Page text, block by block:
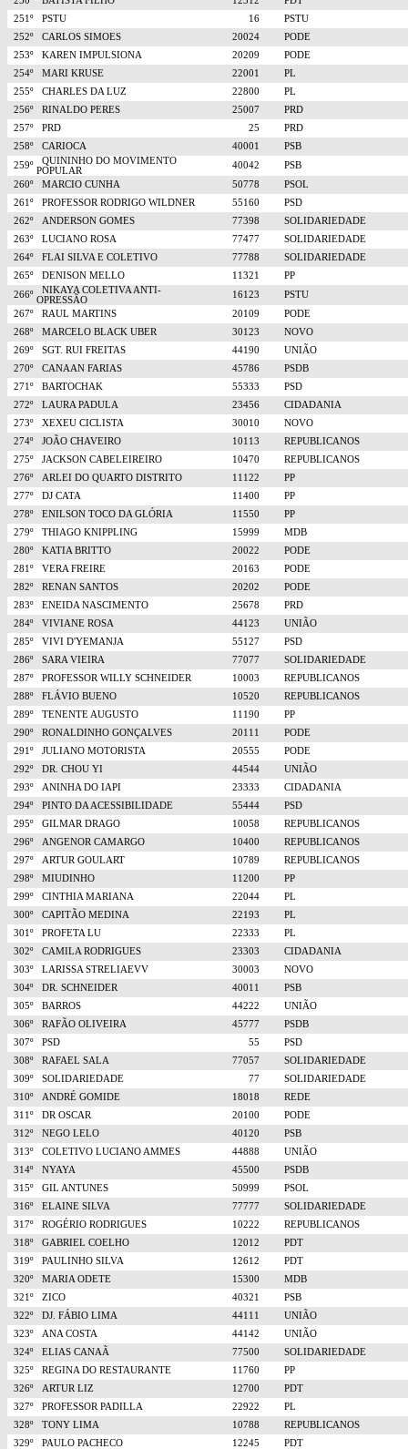
251º
PSTU 16
PSTU
252º
CARLOS SIMOES 20024
PODE
253º
KAREN IMPULSIONA 20209
PODE
254º
MARI KRUSE 22001
PL
255º
CHARLES DA LUZ 22800
PL
256º
RINALDO PERES 25007
PRD
257º
PRD 25
PRD
258º
CARIOCA 40001
PSB
259º
QUININHO DO MOVIMENTO
POPULAR
40042
PSB
260º
MARCIO CUNHA 50778
PSOL
261º
PROFESSOR RODRIGO WILDNER 55160
PSD
262º
ANDERSON GOMES 77398
SOLIDARIEDADE
263º
LUCIANO ROSA 77477
SOLIDARIEDADE
264º
FLAI SILVA E COLETIVO 77788
SOLIDARIEDADE
265º
DENISON MELLO 11321
PP
266º
NIKAYA COLETIVA ANTI-
OPRESSÃO
16123
PSTU
267º
RAUL MARTINS 20109
PODE
268º
MARCELO BLACK UBER 30123
NOVO
269º
SGT. RUI FREITAS 44190
UNIÃO
270º
CANAAN FARIAS 45786
PSDB
271º
BARTOCHAK 55333
PSD
272º
LAURA PADULA 23456
CIDADANIA
273º
XEXEU CICLISTA 30010
NOVO
274º
JOÃO CHAVEIRO 10113
REPUBLICANOS
275º
JACKSON CABELEIREIRO 10470
REPUBLICANOS
276º
ARLEI DO QUARTO DISTRITO 11122
PP
277º
DJ CATA 11400
PP
278º
ENILSON TOCO DA GLÓRIA 11550
PP
279º
THIAGO KNIPPLING 15999
MDB
280º
KATIA BRITTO 20022
PODE
281º
VERA FREIRE 20163
PODE
282º
RENAN SANTOS 20202
PODE
283º
ENEIDA NASCIMENTO 25678
PRD
284º
VIVIANE ROSA 44123
UNIÃO
285º
VIVI D'YEMANJA 55127
PSD
286º
SARA VIEIRA 77077
SOLIDARIEDADE
287º
PROFESSOR WILLY SCHNEIDER 10003
REPUBLICANOS
288º
FLÁVIO BUENO 10520
REPUBLICANOS
289º
TENENTE AUGUSTO 11190
PP
290º
RONALDINHO GONÇALVES 20111
PODE
291º
JULIANO MOTORISTA 20555
PODE
292º
DR. CHOU YI 44544
UNIÃO
293º
ANINHA DO IAPI 23333
CIDADANIA
294º
PINTO DA ACESSIBILIDADE 55444
PSD
295º
GILMAR DRAGO 10058
REPUBLICANOS
296º
ANGENOR CAMARGO 10400
REPUBLICANOS
297º
ARTUR GOULART 10789
REPUBLICANOS
298º
MIUDINHO 11200
PP
299º
CINTHIA MARIANA 22044
PL
300º
CAPITÃO MEDINA 22193
PL
301º
PROFETA LU 22333
PL
302º
CAMILA RODRIGUES 23303
CIDADANIA
303º
LARISSA STRELIAEVV 30003
NOVO
304º
DR. SCHNEIDER 40011
PSB
305º
BARROS 44222
UNIÃO
306º
RAFÃO OLIVEIRA 45777
PSDB
307º
PSD 55
PSD
308º
RAFAEL SALA 77057
SOLIDARIEDADE
309º
SOLIDARIEDADE 77
SOLIDARIEDADE
310º
ANDRÉ GOMIDE 18018
REDE
311º
DR OSCAR 20100
PODE
312º
NEGO LELO 40120
PSB
313º
COLETIVO LUCIANO AMMES 44888
UNIÃO
314º
NYAYA 45500
PSDB
315º
GIL ANTUNES 50999
PSOL
316º
ELAINE SILVA 77777
SOLIDARIEDADE
317º
ROGÉRIO RODRIGUES 10222
REPUBLICANOS
318º
GABRIEL COELHO 12012
PDT
319º
PAULINHO SILVA 12612
PDT
320º
MARIA ODETE 15300
MDB
321º
ZICO 40321
PSB
322º
DJ. FÁBIO LIMA 44111
UNIÃO
323º
ANA COSTA 44142
UNIÃO
324º
ELIAS CANAÃ 77500
SOLIDARIEDADE
325º
REGINA DO RESTAURANTE 11760
PP
326º
ARTUR LIZ 12700
PDT
327º
PROFESSOR PADILLA 22922
PL
328º
TONY LIMA 10788
REPUBLICANOS
329º
PAULO PACHECO 12245 PDT